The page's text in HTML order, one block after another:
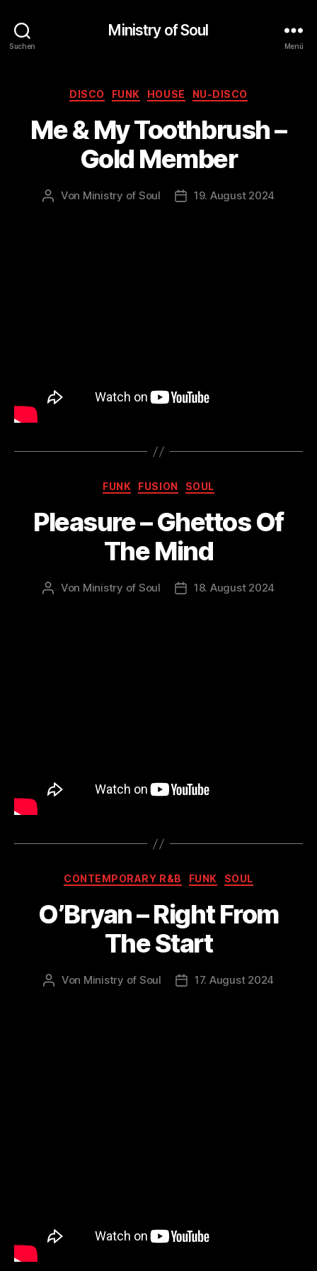
Suchen
Ministry of Soul
Menü
Kategorien
DISCO FUNK HOUSE NU-DISCO
Me & My Toothbrush –
Gold Member
Beitragsautor
Von Ministry of Soul Veröffentlichungsdatum
19. August 2024
Kategorien
FUNK FUSION SOUL
Pleasure – Ghettos Of
The Mind
Beitragsautor
Von Ministry of Soul Veröffentlichungsdatum
18. August 2024
Kategorien
CONTEMPORARY R&B FUNK SOUL
O’Bryan – Right From
The Start
Beitragsautor
Von Ministry of Soul Veröffentlichungsdatum
17. August 2024